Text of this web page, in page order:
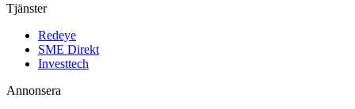
Tjänster
Redeye
SME Direkt
Investtech
Annonsera